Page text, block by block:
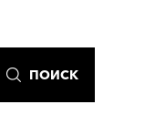
ПОИСК